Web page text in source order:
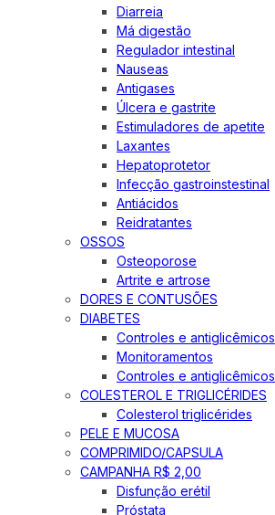
Diarreia
Má digestão
Regulador intestinal
Nauseas
Antigases
Úlcera e gastrite
Estimuladores de apetite
Laxantes
Hepatoprotetor
Infecção gastroinstestinal
Antiácidos
Reidratantes
OSSOS
Osteoporose
Artrite e artrose
DORES E CONTUSÕES
DIABETES
Controles e antiglicêmicos
Monitoramentos
Controles e antiglicêmicos
COLESTEROL E TRIGLICÉRIDES
Colesterol triglicérides
PELE E MUCOSA
COMPRIMIDO/CAPSULA
CAMPANHA R$ 2,00
Disfunção erétil
Próstata